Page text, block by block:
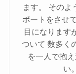
ます。 そのよ
ポートをさせ
目になります
ついて 数多く
を一人で抱
い